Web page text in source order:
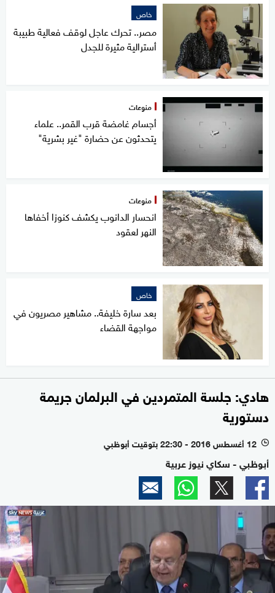
خاص
مصر.. تحرك عاجل لوقف فعالية طبيبة
أسترالية مثيرة للجدل
منوعات
أجسام غامضة قرب القمر.. علماء
يتحدثون عن حضارة "غير بشرية"
منوعات
انحسار الدانوب يكشف كنوزا أخفاها
النهر لعقود
خاص
بعد سارة خليفة.. مشاهير مصريون في
مواجهة القضاء
هادي: جلسة المتمردين في البرلمان جريمة
دستورية
l 12 أغسطس 2016 - 22:30 بتوقيت أبوظبي
أبوظبي - سكاي نيوز عربية